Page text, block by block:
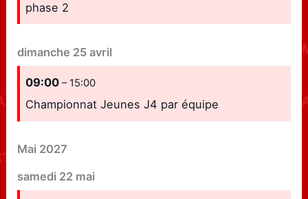
phase 2
dimanche 25 avril
09:00– 15:00
Championnat Jeunes J4 par équipe
Mai 2027
samedi 22 mai